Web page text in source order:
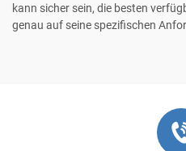
kann sicher sein, die besten
genau auf seine spezifischen